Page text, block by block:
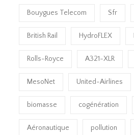
Bouygues Telecom Sfr
British Rail HydroFLEX
Rolls-Royce A321-XLR
MesoNet United-Airlines
biomasse cogénération
Aéronautique pollution